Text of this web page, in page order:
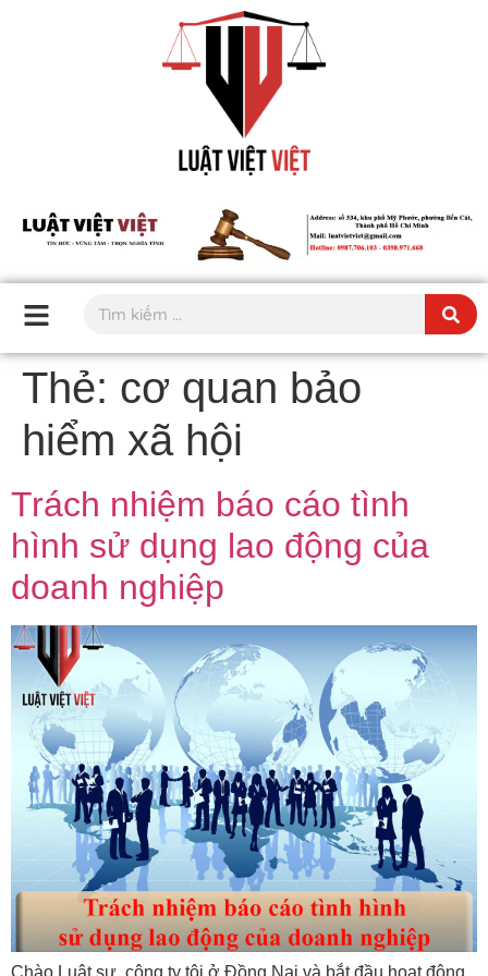
Thẻ: cơ quan bảo
hiểm xã hội
Trách nhiệm báo cáo tình
hình sử dụng lao động của
doanh nghiệp